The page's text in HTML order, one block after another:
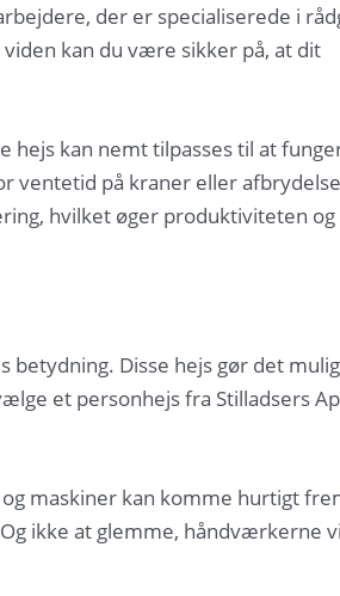
der er specialiserede i
kan du være sikker på, at dit
hejs kan nemt tilpasses til at
ventetid på kraner eller
hvilket øger produktiviteten
betydning. Disse hejs gør det
et personhejs fra Stilladsers
maskiner kan komme hurtigt
ikke at glemme, håndværkerne